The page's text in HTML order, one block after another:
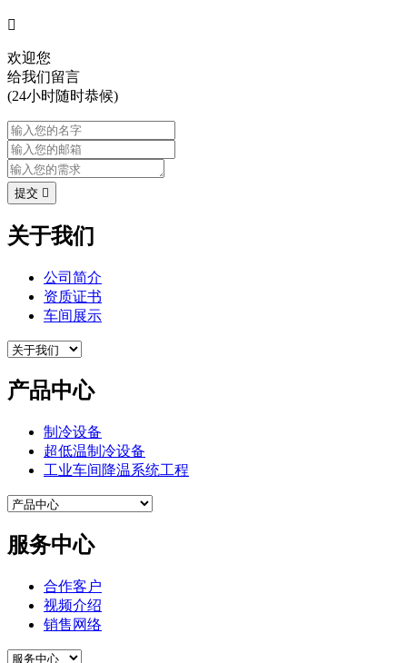

欢迎您
给我们留言
(24小时随时恭候)
提交 
关于我们
公司简介
资质证书
车间展示
产品中心
制冷设备
超低温制冷设备
工业车间降温系统工程
服务中心
合作客户
视频介绍
销售网络